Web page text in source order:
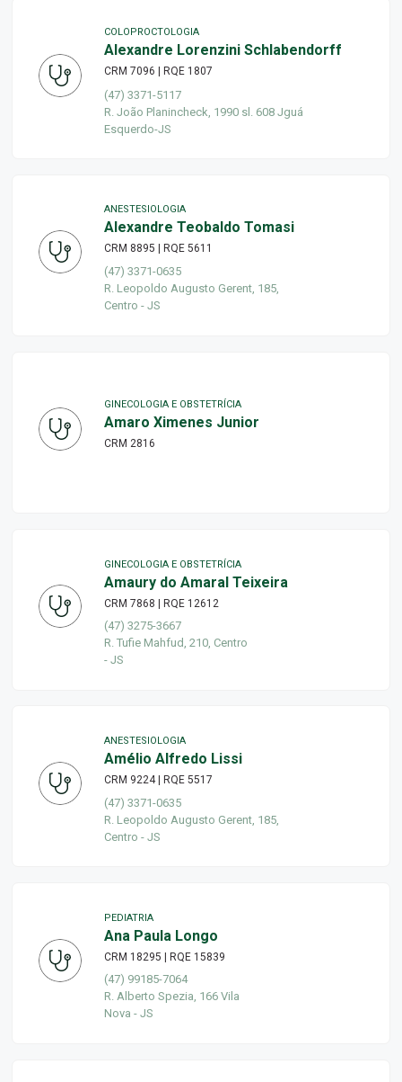
COLOPROCTOLOGIA
Alexandre Lorenzini Schlabendorff
CRM 7096 | RQE 1807
(47) 3371-5117
R. João Planincheck, 1990 sl. 608 Jguá
Esquerdo-JS
ANESTESIOLOGIA
Alexandre Teobaldo Tomasi
CRM 8895 | RQE 5611
(47) 3371-0635
R. Leopoldo Augusto Gerent, 185,
Centro - JS
GINECOLOGIA E OBSTETRÍCIA
Amaro Ximenes Junior
CRM 2816
GINECOLOGIA E OBSTETRÍCIA
Amaury do Amaral Teixeira
CRM 7868 | RQE 12612
(47) 3275-3667
R. Tufie Mahfud, 210, Centro
- JS
ANESTESIOLOGIA
Amélio Alfredo Lissi
CRM 9224 | RQE 5517
(47) 3371-0635
R. Leopoldo Augusto Gerent, 185,
Centro - JS
PEDIATRIA
Ana Paula Longo
CRM 18295 | RQE 15839
(47) 99185-7064
R. Alberto Spezia, 166 Vila
Nova - JS